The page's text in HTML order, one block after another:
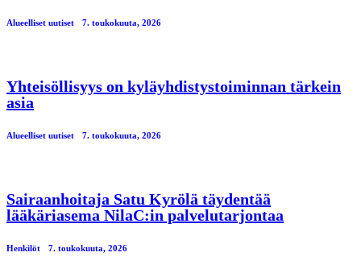
Alueelliset uutiset 7. toukokuuta, 2026
Yhteisöllisyys on kyläyhdistystoiminnan tärkein
asia
Alueelliset uutiset 7. toukokuuta, 2026
Sairaanhoitaja Satu Kyrölä täydentää
lääkäriasema NilaC:in palvelutarjontaa
Henkilöt 7. toukokuuta, 2026